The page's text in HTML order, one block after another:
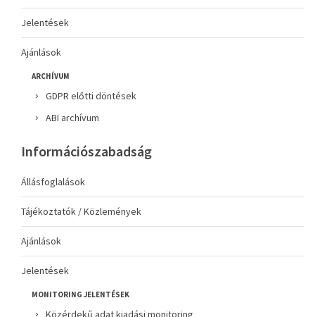
Jelentések
Ajánlások
ARCHÍVUM
GDPR előtti döntések
ABI archívum
Információszabadság
Állásfoglalások
Tájékoztatók / Közlemények
Ajánlások
Jelentések
MONITORING JELENTÉSEK
Közérdekű adat kiadási monitoring